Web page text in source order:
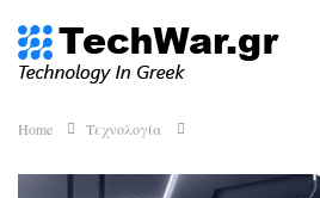
Home Τεχνολογία